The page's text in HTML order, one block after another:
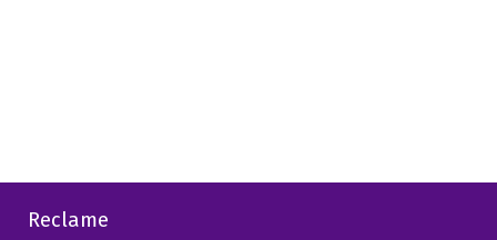
Reclame